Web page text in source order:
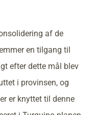
af de
en tilgang til
efter dette mål blev
i provinsen, og
er knyttet til denne